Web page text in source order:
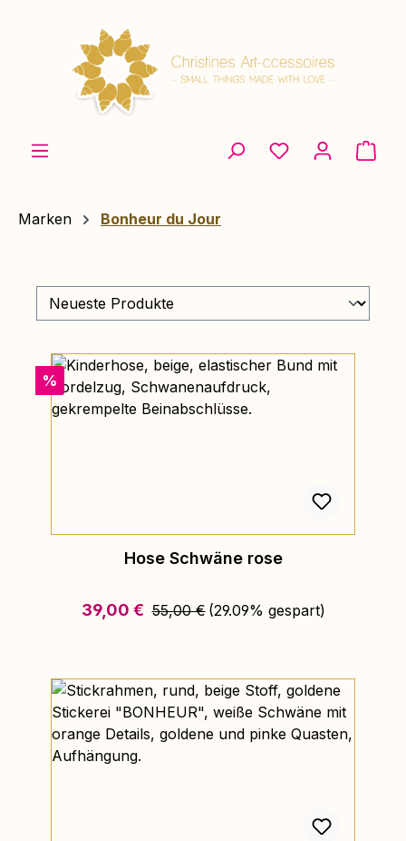
Marken Bonheur du Jour
Rabatt
%
Hose Schwäne rose
Verkaufspreis:
39,00 € Regulärer Preis:
55,00 € (29.09% gespart)